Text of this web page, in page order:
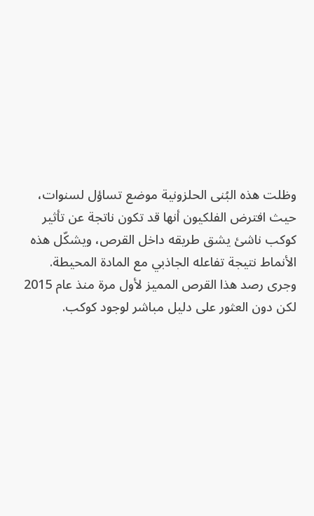
وظلت هذه البُنى الحلزونية موضع تساؤل لسنوات،
حيث افترض الفلكيون أنها قد تكون ناتجة عن تأثير
كوكب ناشئ يشق طريقه داخل القرص، ويشكّل هذه
الأنماط نتيجة تفاعله الجاذبي مع المادة المحيطة.
وجرى رصد هذا القرص المميز لأول مرة منذ عام 2015
لكن دون العثور على دليل مباشر لوجود كوكب.